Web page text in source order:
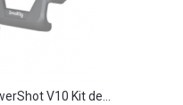
V10 Kit de...